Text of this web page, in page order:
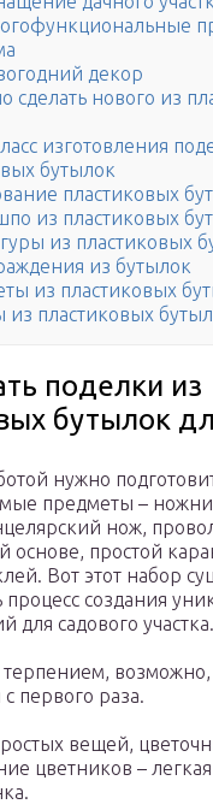
декор
сделать нового из
изготовления
бутылок
пластиковых
из пластиковых
из пластиковых
из бутылок
из пластиковых
пластиковых
поделки из
бутылок
нужно
предметы –
нож,
основе, простой
Вот этот набор
процесс создания
для садового участка.
терпением, возможно,
с первого раза.
вещей,
цветников – легкая